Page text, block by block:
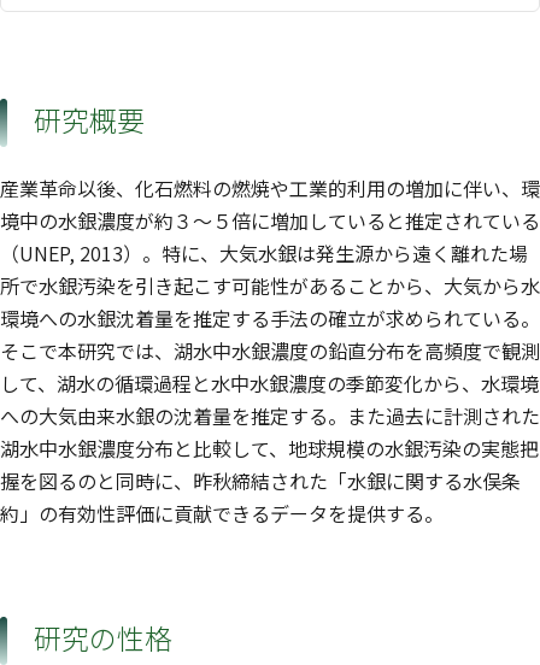
研究概要
産業革命以後、化石燃料の燃焼や工業的利用の増加に伴い、環
境中の水銀濃度が約３〜５倍に増加していると推定されている
（UNEP, 2013）。特に、大気水銀は発生源から遠く離れた場
所で水銀汚染を引き起こす可能性があることから、大気から水
環境への水銀沈着量を推定する手法の確立が求められている。
そこで本研究では、湖水中水銀濃度の鉛直分布を高頻度で観測
して、湖水の循環過程と水中水銀濃度の季節変化から、水環境
への大気由来水銀の沈着量を推定する。また過去に計測された
湖水中水銀濃度分布と比較して、地球規模の水銀汚染の実態把
握を図るのと同時に、昨秋締結された「水銀に関する水俣条
約」の有効性評価に貢献できるデータを提供する。
研究の性格